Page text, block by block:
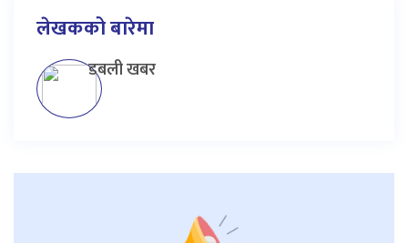
लेखकको बारेमा
डबली खबर